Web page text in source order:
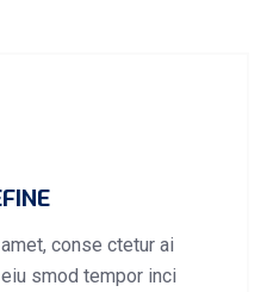
conse ctetur ai
smod tempor inci